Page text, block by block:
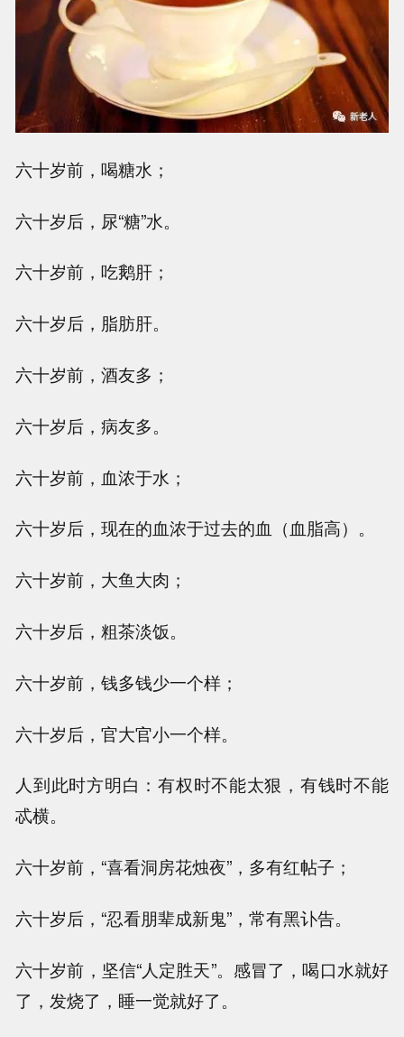
六十岁前，喝糖水；
六十岁后，尿“糖”水。
六十岁前，吃鹅肝；
六十岁后，脂肪肝。
六十岁前，酒友多；
六十岁后，病友多。
六十岁前，血浓于水；
六十岁后，现在的血浓于过去的血（血脂高）。
六十岁前，大鱼大肉；
六十岁后，粗茶淡饭。
六十岁前，钱多钱少一个样；
六十岁后，官大官小一个样。
人到此时方明白：有权时不能太狠，有钱时不能
忒横。
六十岁前，“喜看洞房花烛夜”，多有红帖子；
六十岁后，“忍看朋辈成新鬼”，常有黑讣告。
六十岁前，坚信“人定胜天”。感冒了，喝口水就好
了，发烧了，睡一觉就好了。